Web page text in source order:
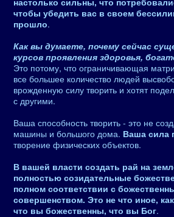
чтобы убедить вас в своем
прошло.
Как вы думаете, почему сейчас
курсов проявления здоровья,
Это потому, что ограничивающая
все большее количество людей
врожденную силу творить и хотят
с другими.
Ваша способность творить - это не
машины и большого дома. Ваша сила
творение физических объектов.
В вашей власти создать рай на
полностью созидательные
полном соответствии с
совершенством. Это не что иное,
что вы божественны, что вы Бог.